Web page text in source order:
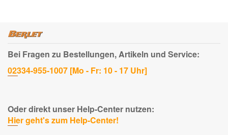
Bei Fragen zu Bestellungen, Artikeln und Service:
02334-955-1007 [Mo - Fr: 10 - 17 Uhr]
Oder direkt unser Help-Center nutzen:
Hier geht's zum Help-Center!